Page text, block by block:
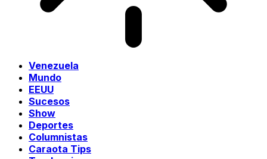
Venezuela
Mundo
EEUU
Sucesos
Show
Deportes
Columnistas
Caraota Tips